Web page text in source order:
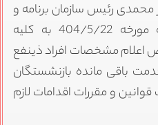
رئیس سازمان برنامه و
بودجه کشور طی بخشنامه مورخه 404/5/22 به کلیه
مشخصات افراد ذینفع
باقی مانده بازنشستگان
قوانین و مقررات اقدامات لازم